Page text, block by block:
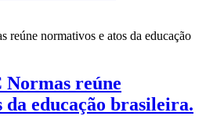
reúne
da educação brasileira.